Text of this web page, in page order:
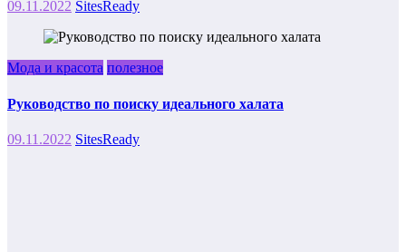
09.11.2022 SitesReady
Мода и красота полезное
Руководство по поиску идеального халата
09.11.2022 SitesReady